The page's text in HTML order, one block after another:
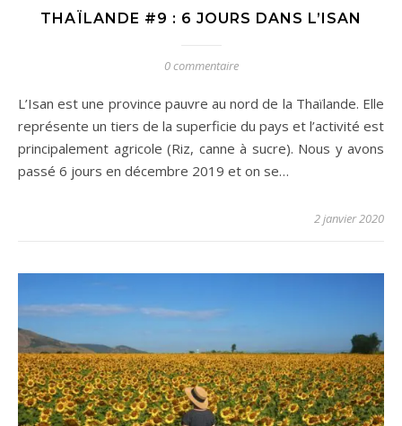
THAÏLANDE #9 : 6 JOURS DANS L’ISAN
0 commentaire
L’Isan est une province pauvre au nord de la Thaïlande. Elle
représente un tiers de la superficie du pays et l’activité est
principalement agricole (Riz, canne à sucre). Nous y avons
passé 6 jours en décembre 2019 et on se…
2 janvier 2020